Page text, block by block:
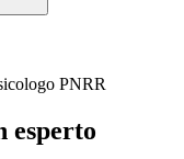
PNRR
esperto